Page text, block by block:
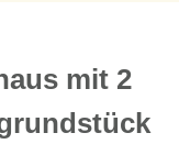
mit 2